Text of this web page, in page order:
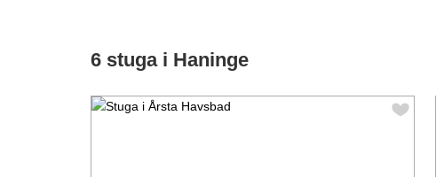
6 stuga i Haninge